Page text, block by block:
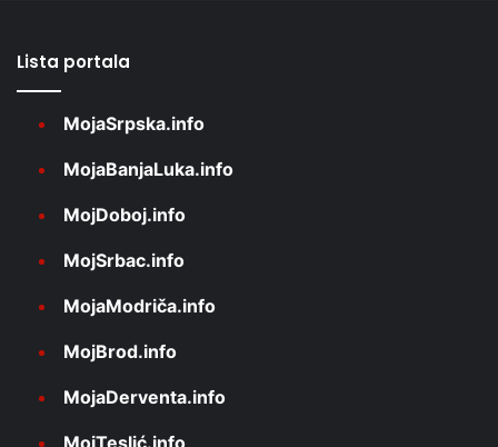
Lista portala
MojaSrpska.info
MojaBanjaLuka.info
MojDoboj.info
MojSrbac.info
MojaModriča.info
MojBrod.info
MojaDerventa.info
MojTeslić.info